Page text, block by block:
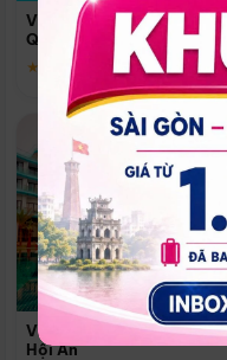
Vinpearl Resort & Spa Phu
Quoc
★ 5.0
Vinpearl Resort & Golf
Hội An